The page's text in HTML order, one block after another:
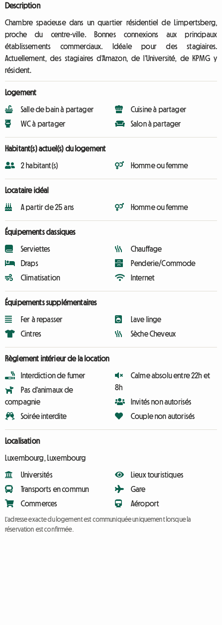
Description
Chambre spacieuse dans un quartier résidentiel de Limpertsberg,
proche du centre-ville. Bonnes connexions aux principaux
établissements commerciaux. Idéale pour des stagiaires.
Actuellement, des stagiaires d'Amazon, de l'Université, de KPMG y
résident.
Logement
Salle de bain à partager
WC à partager
Cuisine à partager
Salon à partager
Habitant(s) actuel(s) du logement
2 habitant(s) Homme ou femme
Locataire idéal
A partir de 25 ans Homme ou femme
Équipements classiques
Serviettes
Draps
Climatisation
Chauffage
Penderie/Commode
Internet
Équipements supplémentaires
Fer à repasser
Cintres
Lave linge
Sèche Cheveux
Règlement intérieur de la location
Interdiction de fumer
Pas d'animaux de
compagnie
Soirée interdite
Calme absolu entre 22h et
8h
Invités non autorisés
Couple non autorisés
Localisation
Luxembourg, Luxembourg
Universités
Transports en commun
Commerces
Lieux touristiques
Gare
Aéroport
L'adresse exacte du logement est communiquée uniquement lorsque la
réservation est confirmée.